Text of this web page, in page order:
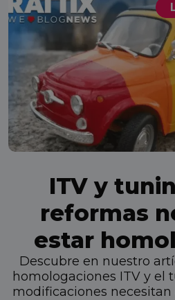
ITV y
reformas
estar
Descubre en nuestro
homologaciones ITV y el
modificaciones